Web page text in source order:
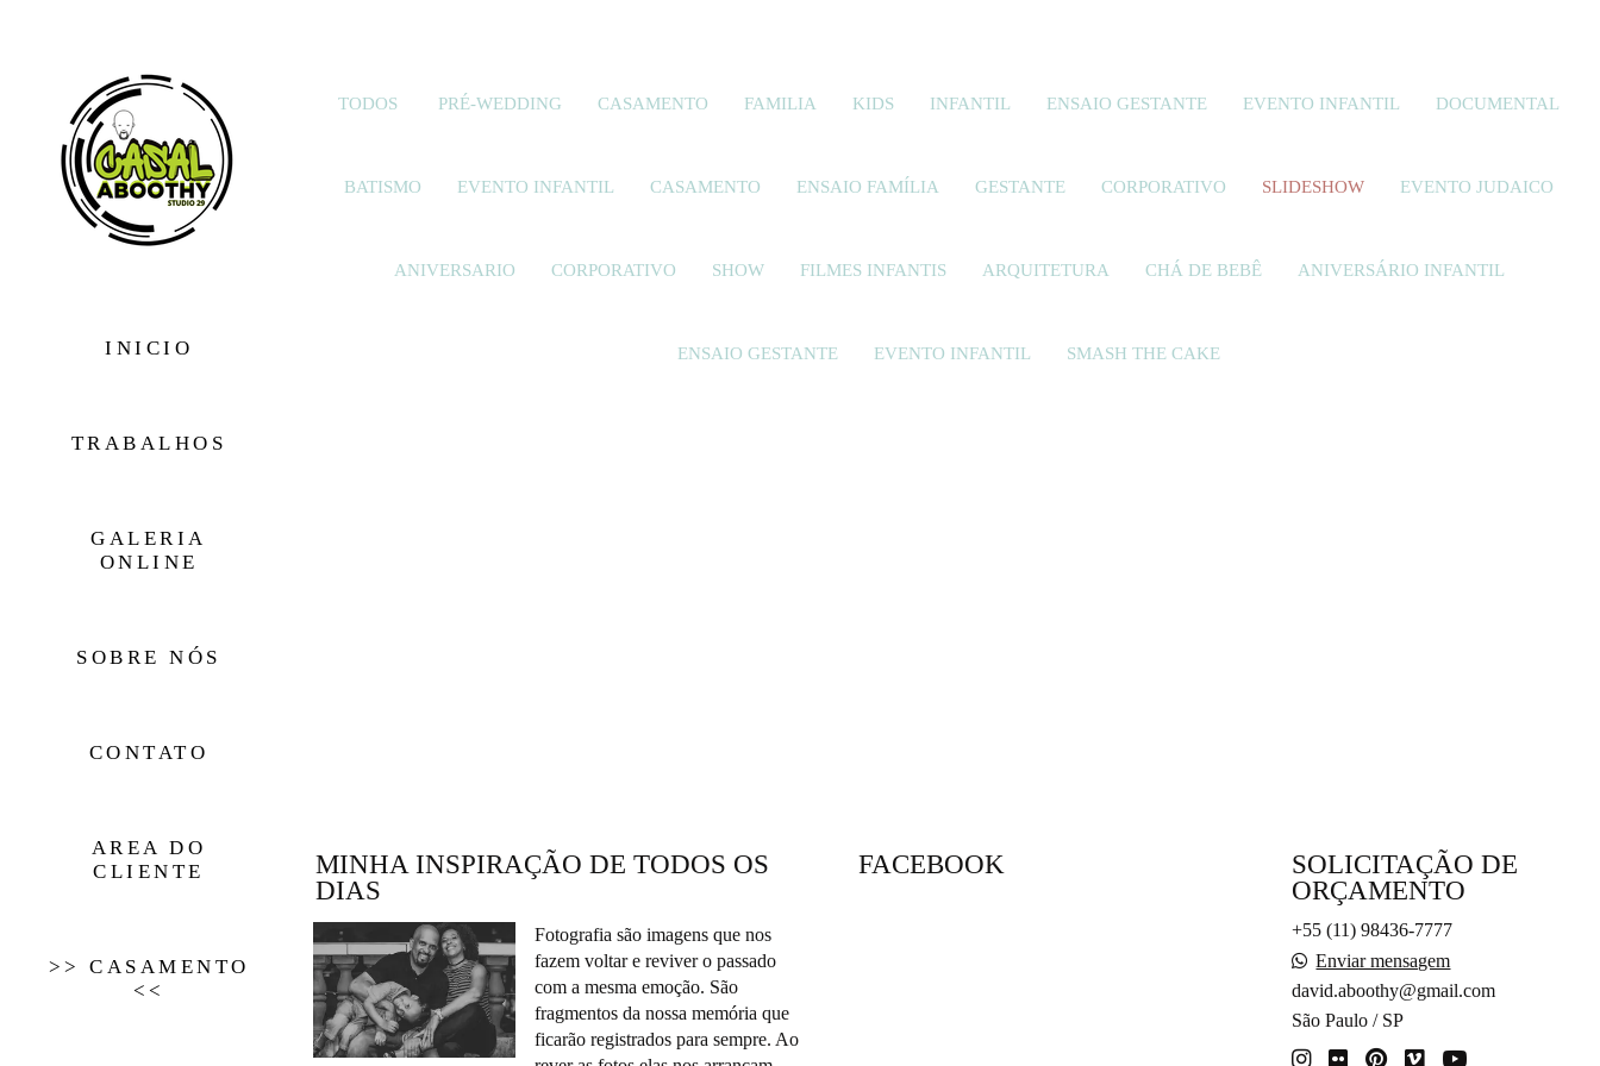
INICIO
TRABALHOS
GALERIA
ONLINE
SOBRE NÓS
CONTATO
AREA DO
CLIENTE
>> CASAMENTO
<<
TODOS PRÉ-WEDDING CASAMENTO FAMILIA KIDS INFANTIL ENSAIO GESTANTE EVENTO INFANTIL DOCUMENTAL
BATISMO EVENTO INFANTIL CASAMENTO ENSAIO FAMÍLIA GESTANTE CORPORATIVO SLIDESHOW EVENTO JUDAICO
ANIVERSARIO CORPORATIVO SHOW FILMES INFANTIS ARQUITETURA CHÁ DE BEBÊ ANIVERSÁRIO INFANTIL
ENSAIO GESTANTE EVENTO INFANTIL SMASH THE CAKE
MINHA INSPIRAÇÃO DE TODOS OS
DIAS
Fotografia são imagens que nos
fazem voltar e reviver o passado
com a mesma emoção. São
fragmentos da nossa memória que
ficarão registrados para sempre. Ao
FACEBOOK
SOLICITAÇÃO DE
ORÇAMENTO
+55 (11) 98436-7777
Enviar mensagem
david.aboothy@gmail.com
São Paulo / SP